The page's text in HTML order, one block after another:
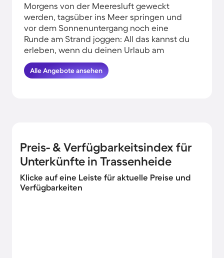
Morgens von der Meeresluft geweckt
werden, tagsüber ins Meer springen und
vor dem Sonnenuntergang noch eine
Runde am Strand joggen: All das kannst du
erleben, wenn du deinen Urlaub am
Wasser in Trassenheide verbringst.
HomeToGo hat für dich und deine Familie
Alle Angebote ansehen
Preis- & Verfügbarkeitsindex für
Unterkünfte in Trassenheide
Klicke auf eine Leiste für aktuelle Preise und
Verfügbarkeiten